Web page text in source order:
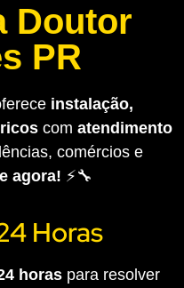
Doutor
PR
instalação,
com atendimento
comércios e
agora! ⚡🔧
Horas
horaspara resolver